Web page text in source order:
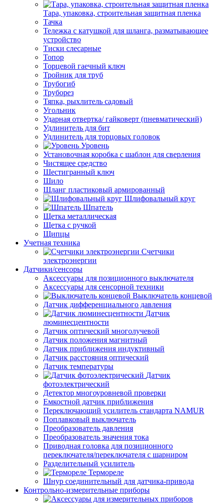
Тара, упаковка, строительная защитная пленка
Тачка
Тележка с катушкой для шланга, разматывающее
устройство
Тиски слесарные
Топор
Торцевой гаечный ключ
Тройник для труб
Трубогиб
Труборез
Тяпка, рыхлитель садовый
Угольник
Ударная отвертка/ гайковерт (пневматический)
Удлинитель для бит
Удлинитель для торцовых головок
Уровень
Установочная коробка с шаблон для сверления
Чистящее средство
Шестигранный ключ
Шило
Шланг пластиковый армированный
Шлифовальный круг
Шпатель
Щетка металлическая
Щетка с ручкой
Щипцы
Учетная техника
Счетчики
электроэнергии
Датчики/сенсоры
Аксессуары для позиционного выключателя
Аксессуары для сенсорной техники
Выключатель концевой
Датчик дифференциального давления
Датчик
люминесцентности
Датчик оптический многолучевой
Датчик положения магнитный
Датчик приближения индуктивный
Датчик расстояния оптический
Датчик температуры
Датчик
фотоэлектрический
Детектор многоуровневой проверки
Емкостной датчик приближения
Переключающий усилитель стандарта NAMUR
Поплавковый выключатель
Преобразователь давления
Преобразователь значения тока
Приводная головка для позиционного
переключателя/переключателя с шарниром
Разделительный усилитель
Термореле
Шнур соединительный для датчика-привода
Контрольно-измерительные приборы